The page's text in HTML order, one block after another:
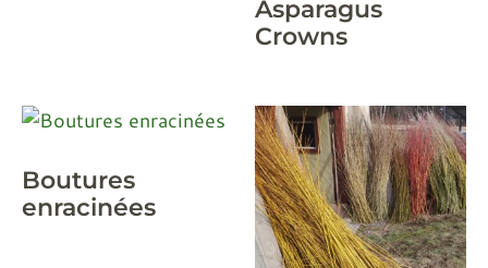
Asparagus
Crowns
Boutures
enracinées